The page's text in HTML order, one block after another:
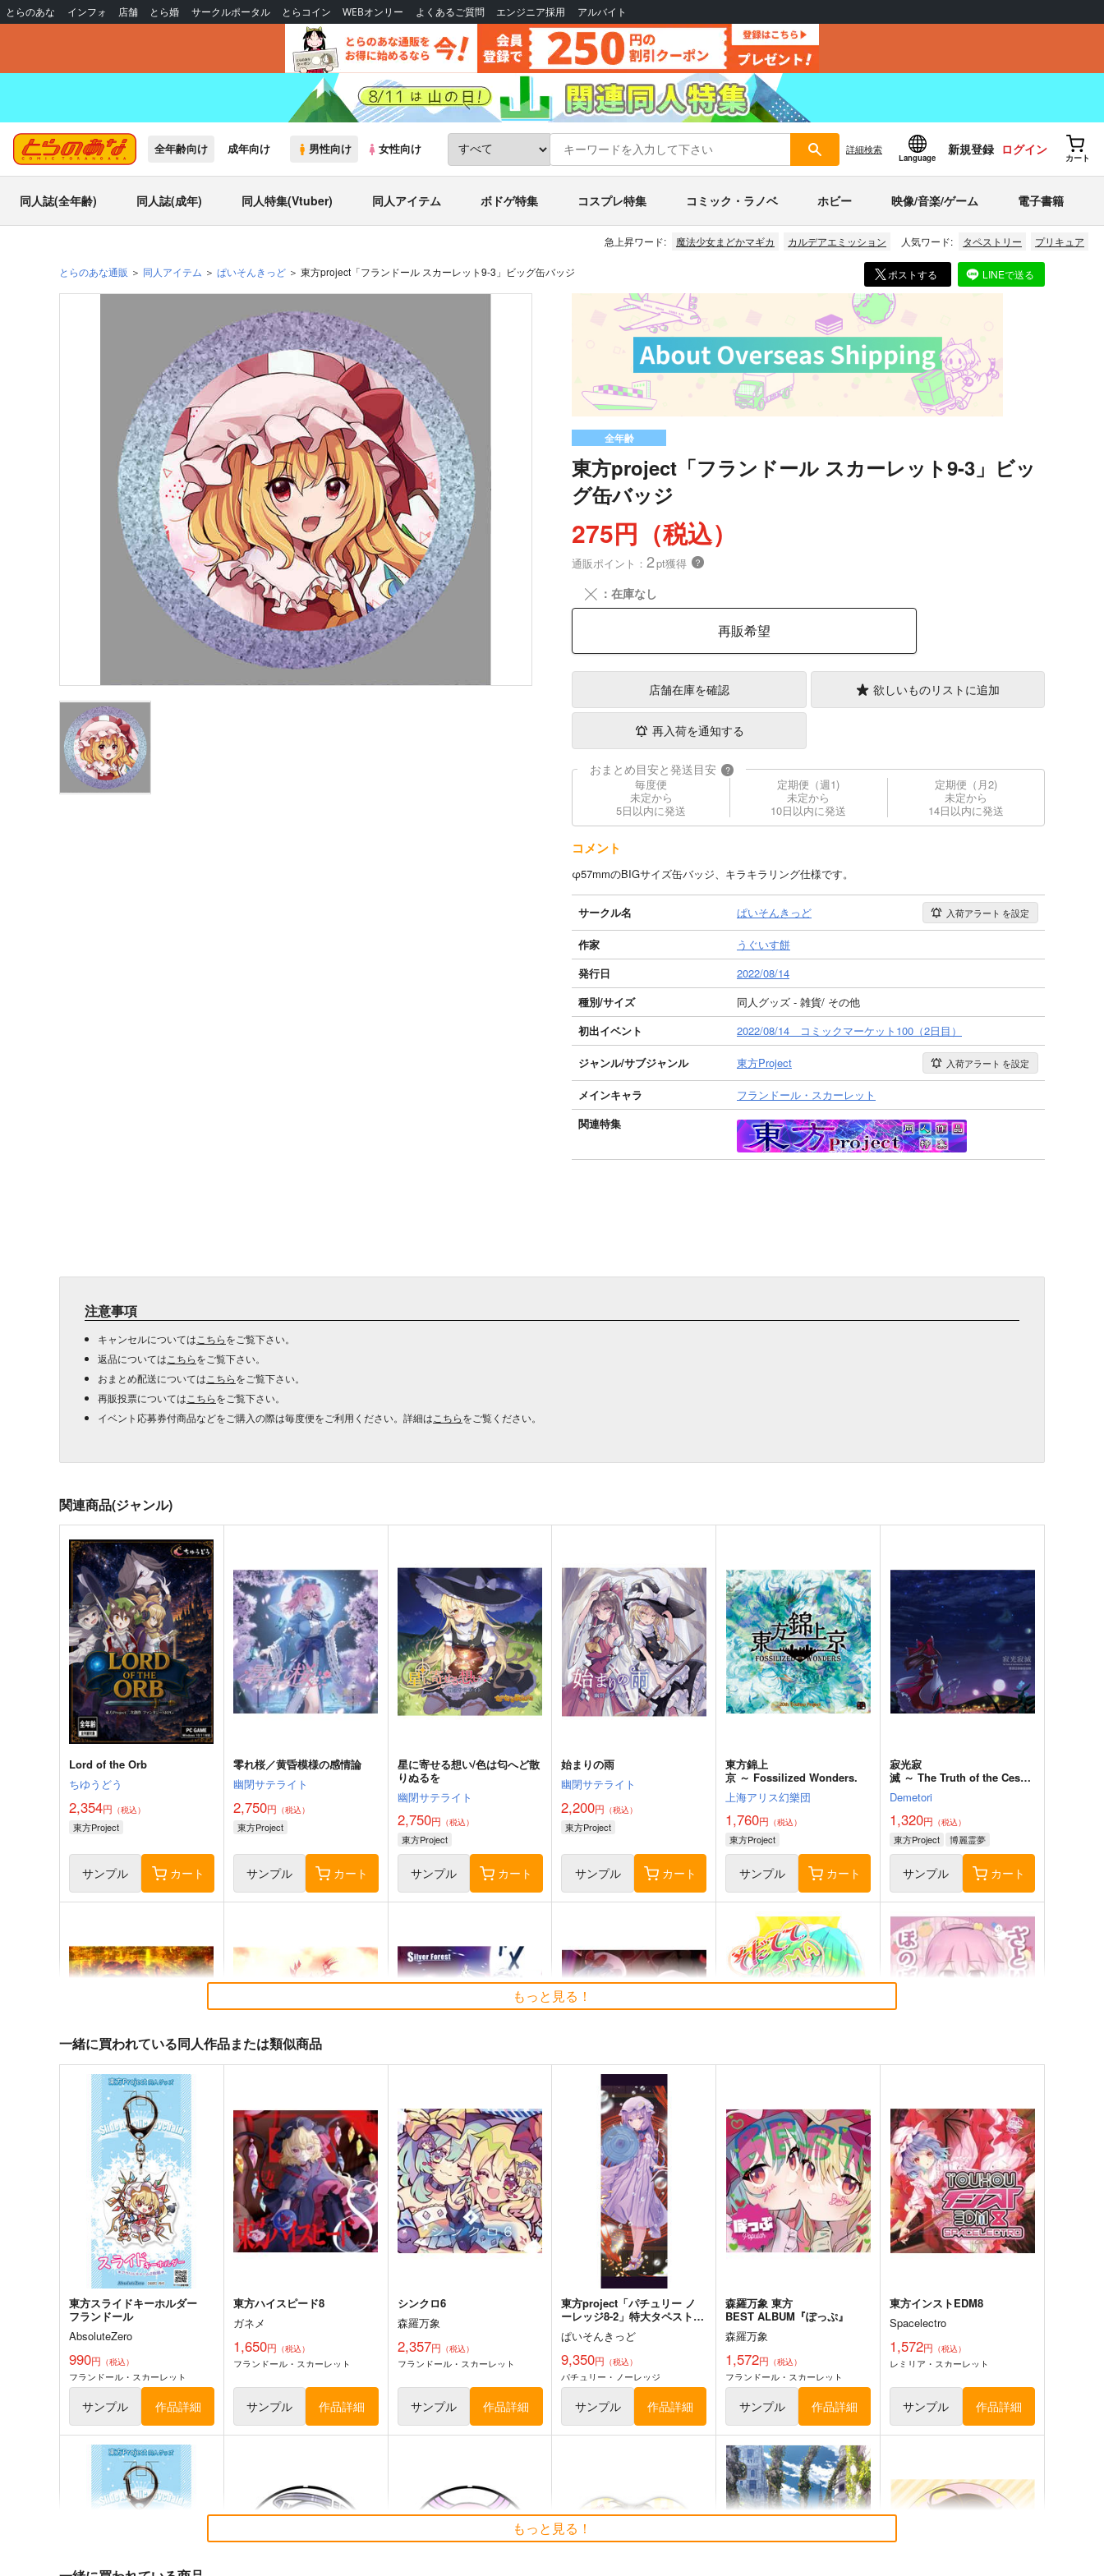
とらのあな インフォ 店舗 とら婚 サークルポータル とらコイン WEBオンリー よくあるご質問 エンジニア採用 アルバイト
全年齢向け 成年向け 男性向け 女性向け 詳細検索
Language
新規登録 ログイン
カート
同人誌(全年齢) 同人誌(成年) 同人特集(Vtuber) 同人アイテム ボドゲ特集 コスプレ特集 コミック・ラノベ ホビー 映像/音楽/ゲーム 電子書籍
急上昇ワード: 魔法少女まどかマギカ カルデアエミッション 人気ワード: タペストリー プリキュア
とらのあな通販 同人アイテム ぱいそんきっど 東方project「フランドール スカーレット9-3」ビッグ缶バッジ ポストする LINEで送る
全年齢
東方project「フランドール スカーレット9-3」ビッ
グ缶バッジ
275円（税込）
通販ポイント： 2pt獲得 ？
╳ ：在庫なし
再販希望
店舗在庫を確認 欲しいものリストに追加
再入荷を通知する
おまとめ目安と発送目安 ?
毎度便
未定から
5日以内に発送
定期便（週1)
未定から
10日以内に発送
定期便（月2)
未定から
14日以内に発送
コメント
φ57mmのBIGサイズ缶バッジ、キラキラリング仕様です。
サークル名 ぱいそんきっど 入荷アラート を設定
作家
うぐいす餅
発行日
2022/08/14
種別/サイズ
同人グッズ - 雑貨/ その他
初出イベント
2022/08/14 コミックマーケット100（2日目）
ジャンル/サブジャンル 東方Project 入荷アラート を設定
メインキャラ
フランドール・スカーレット
関連特集
注意事項
キャンセルについては こちらをご覧下さい。
返品については こちらをご覧下さい。
おまとめ配送については こちらをご覧下さい。
再販投票については こちらをご覧下さい。
イベント応募券付商品などをご購入の際は毎度便をご利用ください。詳細は こちらをご覧ください。
関連商品(ジャンル)
Lord of the Orb
ちゆうどう
2,354円 （税込）
東方Project
サンプル カート
零れ桜／黄昏模様の感情論
幽閉サテライト
2,750円 （税込）
東方Project
サンプル カート
星に寄せる想い/色は匂へど散
りぬるを
幽閉サテライト
2,750円 （税込）
東方Project
サンプル カート
始まりの雨
幽閉サテライト
2,200円 （税込）
東方Project
サンプル カート
東方錦上
京 ～ Fossilized Wonders.
上海アリス幻樂団
1,760円 （税込）
東方Project
サンプル カート
寂光寂
滅 ～ The Truth of the Cessa
tion of Dukkha
Demetori
1,320円 （税込）
東方Project 博麗霊夢
サンプル カート
東方剛欲異聞～水没した沈愁
黄昏フロンティア
2,200 円（税込）
東方Project
サンプル カート
東方紅魔郷～
the Embodiment of Scarlet
Devil～
上海アリス幻樂団
1,100円（税込）
東方Project
サンプル カート
Clutch Shooter #05
Silver Forest
1,430円（税込）
東方Project 十六夜 咲夜
サンプル カート
必然のカタストロフィ／
Magical-マジカル-
少女フラクタル
円（税込）
東方Project
サンプル カート
そだててYU→MA
ババソイヤー
660円（税込）
東方Project
サンプル カート
さとりとおりんのほのぼの四
季絵集
ひてさむし
787円（税込）
東方Project さとり×お燐
サンプル カート
風見幽香は「楽」したい
ババソイヤー
チルノという少女ー純文学チ
東方Project風-心非公式
HandBook
鳥獣スキンシップ
ついらくげんば
異変のいろは
Seraphim Castle
もっと見る！
一緒に買われている同人作品または類似商品
東方スライドキーホルダー
フランドール
AbsoluteZero
990円 （税込）
フランドール・スカーレット
サンプル 作品詳細
東方ハイスピード8
ガネメ
1,650円 （税込）
フランドール・スカーレット
サンプル 作品詳細
シンクロ6
森羅万象
2,357円 （税込）
フランドール・スカーレット
サンプル 作品詳細
東方project「パチュリー ノ
ーレッジ8-2」特大タペストリ
ー
ぱいそんきっど
9,350円 （税込）
パチュリー・ノーレッジ
サンプル 作品詳細
森羅万象 東方
BEST ALBUM『ぽっぷ』
森羅万象
1,572円 （税込）
フランドール・スカーレット
サンプル 作品詳細
東方インストEDM8
Spacelectro
1,572円 （税込）
レミリア・スカーレット
サンプル 作品詳細
もっと見る！